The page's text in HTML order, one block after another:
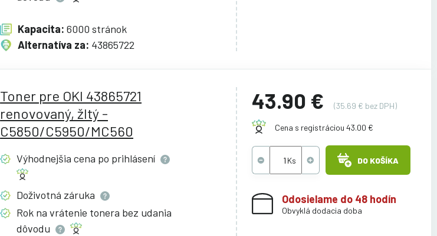
Kapacita: 6000 stránok
Alternatíva za: 43865722
Toner pre OKI 43865721
renovovaný, žltý -
C5850/C5950/MC560
Výhodnejšia cena po prihlásení
Doživotná záruka
Rok na vrátenie tonera bez udania
dôvodu
43.90 € (35.69 € bez DPH)
Cena s registráciou 43.00 €
DO KOŠÍKA
Odosielame do 48 hodín
Obvyklá dodacia doba